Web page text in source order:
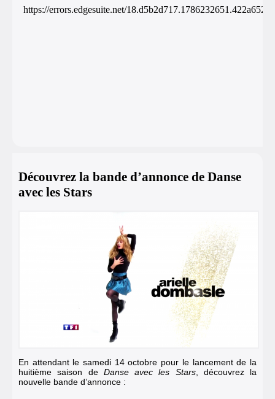
Découvrez la bande d’annonce de Danse
avec les Stars
En attendant le samedi 14 octobre pour le lancement de la
huitième saison de Danse avec les Stars, découvrez la
nouvelle bande d’annonce :